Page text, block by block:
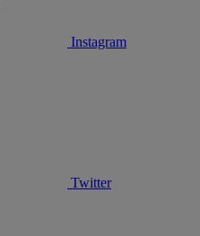
Instagram
Twitter